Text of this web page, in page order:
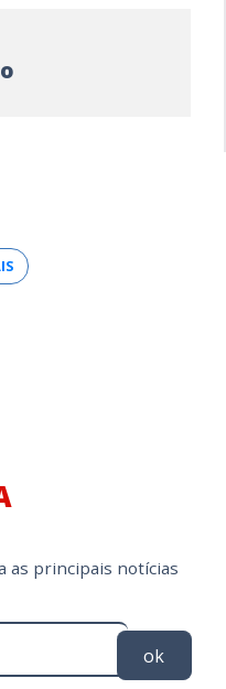
as principais notícias
ok